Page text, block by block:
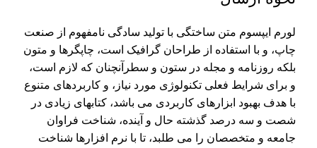
لورم ایپسوم متن ساختگی با تولید سادگی نامفهوم از صنعت
چاپ، و با استفاده از طراحان گرافیک است، چاپگرها و متون
بلکه روزنامه و مجله در ستون و سطرآنچنان که لازم است،
و برای شرایط فعلی تکنولوژی مورد نیاز، و کاربردهای متنوع
با هدف بهبود ابزارهای کاربردی می باشد، کتابهای زیادی در
شصت و سه درصد گذشته حال و آینده، شناخت فراوان
جامعه و متخصصان را می طلبد، تا با نرم افزارها شناخت